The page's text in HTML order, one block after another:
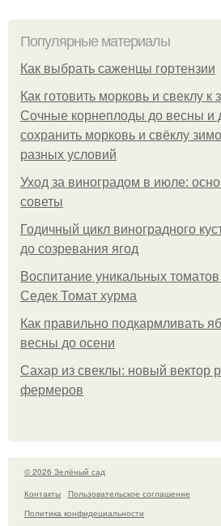
Популярные материалы
Как выбрать саженцы гортензии
Как готовить морковь и свеклу
Сочные корнеплоды до весны и
сохранить морковь и свёклу
разных условий
Уход за виноградом в июле:
советы
Годичный цикл виноградного
до созревания ягод
Воспитание уникальных
Седек Томат хурма
Как правильно подкармливать
весны до осени
Сахар из свеклы: новый вектор
фермеров
© 2026 Зелёный сад
Контакты
Пользовательское соглашение
Политика конфидециальности